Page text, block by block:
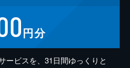
円分
ービスを、31日間ゆっくりと